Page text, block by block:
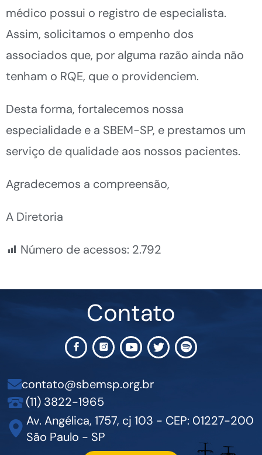
médico possui o registro de especialista.
Assim, solicitamos o empenho dos
associados que, por alguma razão ainda não
tenham o RQE, que o providenciem.
Desta forma, fortalecemos nossa
especialidade e a SBEM-SP, e prestamos um
serviço de qualidade aos nossos pacientes.
Agradecemos a compreensão,
A Diretoria
Número de acessos: 2.792
Contato
contato@sbemsp.org.br
(11) 3822-1965
Av. Angélica, 1757, cj 103 - CEP: 01227-200
São Paulo - SP